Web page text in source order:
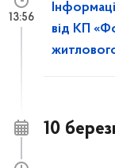
від КП
13:56
10